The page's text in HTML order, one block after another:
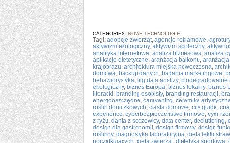
CATEGORIES: NOWE TECHNOLOGIE
Tagi: adopcje zwierząt, agencje reklamowe,
aktywizm ekologiczny, aktywizm społeczny,
analityka internetowa, analiza biznesowa, analiza
aplikacje dietetyczne, aranżacja balkonu,
krajobrazu, architektura miejska nowoczesna,
domowa, backup danych, badania marketingowe,
behawiorystyka, big data analizy, biodegradowalne
ekologiczny, biznes Europa, biznes lokalny, biznes
literacki, branding osobisty, branding restauracji,
energooszczędne, caravaning, ceramika
roślin doniczkowych, ciasta domowe, city guide,
experience, cyberbezpieczeństwo firmowe, cydr
z ryżu, dania z soczewicy, data center, decluttering,
design dla gastronomii, design firmowy, design
roślinny, diagnostyka laboratoryjna, dieta
początkujących, dieta zwierząt, dietetyka sportowa,